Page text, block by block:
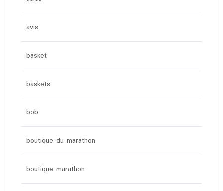
avis
basket
baskets
bob
boutique du marathon
boutique marathon